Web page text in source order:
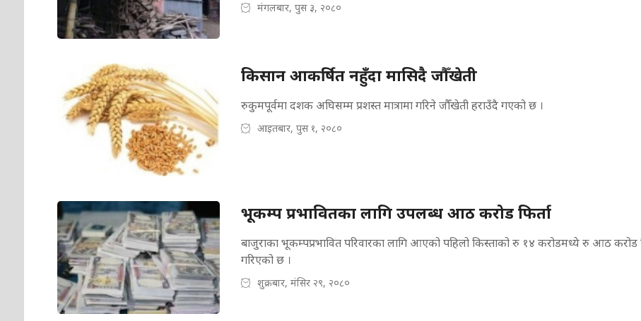
मंगलबार, पुस ३, २०८०
किसान आकर्षित नहुँदा मासिदै जौँखेती
रुकुमपूर्वमा दशक अघिसम्म प्रशस्त मात्रामा गरिने जौँखेती हराउँदै गएको छ ।
आइतबार, पुस १, २०८०
भूकम्प प्रभावितका लागि उपलब्ध आठ करोड फिर्ता
बाजुराका भूकम्पप्रभावित परिवारका लागि आएको पहिलो किस्ताको रु १४ करोडमध्ये रु आठ करोड
गरिएको छ ।
शुक्रबार, मंसिर २९, २०८०